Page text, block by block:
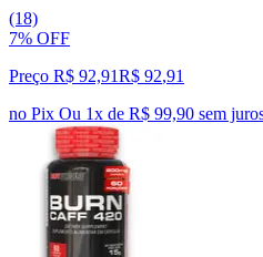
(18)
7% OFF
Preço R$ 92,91R$ 92,91
no Pix Ou 1x de R$ 99,90 sem